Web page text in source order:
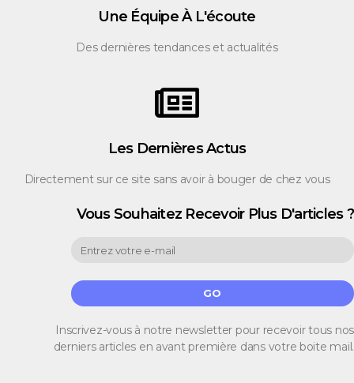
Une Équipe À L'écoute
Des dernières tendances et actualités
Les Dernières Actus
Directement sur ce site sans avoir à bouger de chez vous
Vous Souhaitez Recevoir Plus D'articles ?
GO
Inscrivez-vous à notre newsletter pour recevoir tous nos
derniers articles en avant première dans votre boite mail.